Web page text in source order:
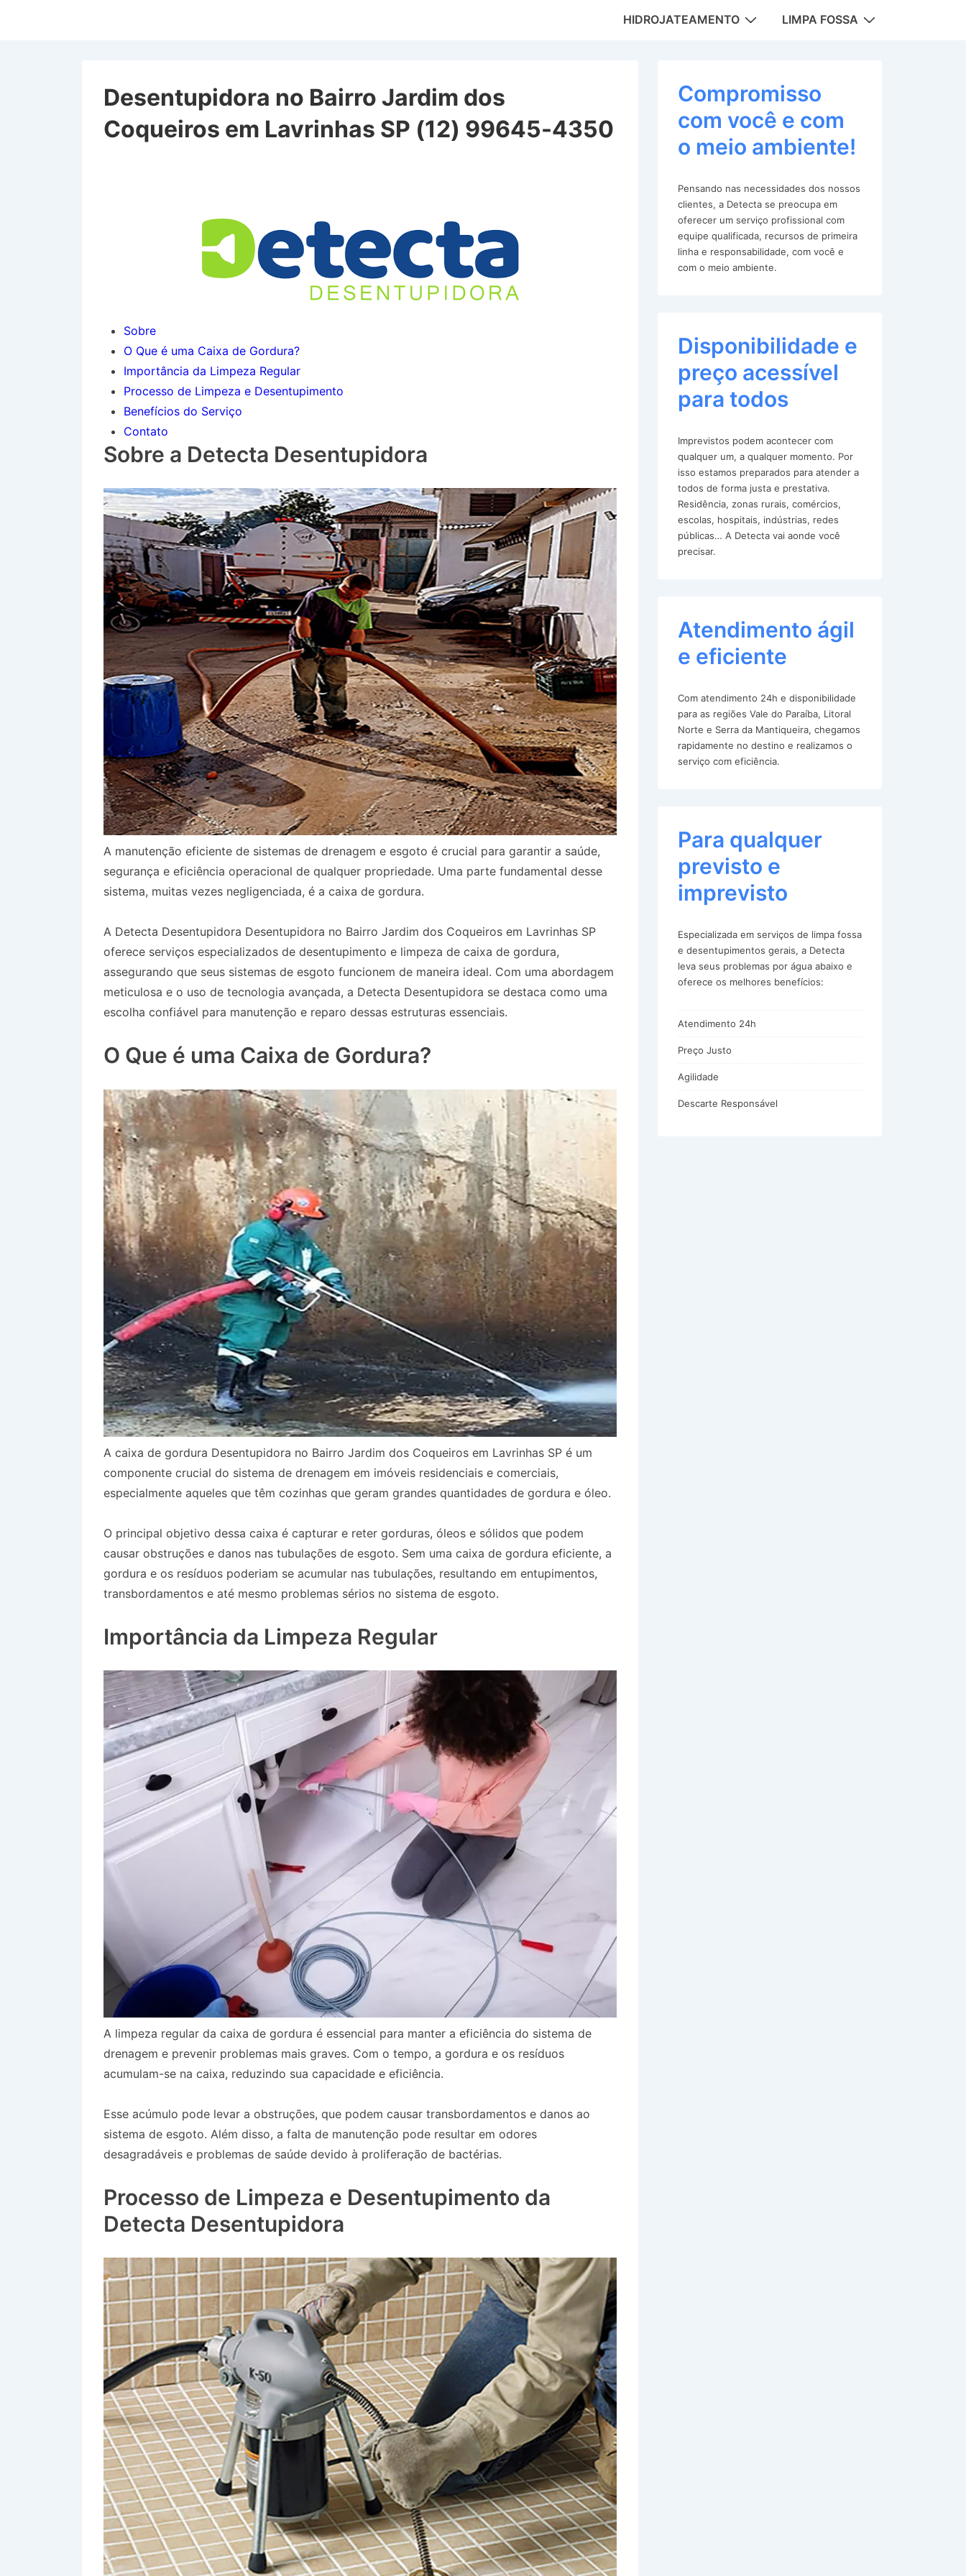
MainHIDROJATEAMENTO LIMPA FOSSA
Desentupidora no Bairro Jardim dos
Coqueiros em Lavrinhas SP (12) 99645-4350
Sobre
O Que é uma Caixa de Gordura?
Importância da Limpeza Regular
Processo de Limpeza e Desentupimento
Benefícios do Serviço
Contato
Sobre a Detecta Desentupidora
A manutenção eficiente de sistemas de drenagem e esgoto é crucial para garantir a saúde,
segurança e eficiência operacional de qualquer propriedade. Uma parte fundamental desse
sistema, muitas vezes negligenciada, é a caixa de gordura.
A Detecta Desentupidora Desentupidora no Bairro Jardim dos Coqueiros em Lavrinhas SP
oferece serviços especializados de desentupimento e limpeza de caixa de gordura,
assegurando que seus sistemas de esgoto funcionem de maneira ideal. Com uma abordagem
meticulosa e o uso de tecnologia avançada, a Detecta Desentupidora se destaca como uma
escolha confiável para manutenção e reparo dessas estruturas essenciais.
O Que é uma Caixa de Gordura?
A caixa de gordura Desentupidora no Bairro Jardim dos Coqueiros em Lavrinhas SP é um
componente crucial do sistema de drenagem em imóveis residenciais e comerciais,
especialmente aqueles que têm cozinhas que geram grandes quantidades de gordura e óleo.
O principal objetivo dessa caixa é capturar e reter gorduras, óleos e sólidos que podem
causar obstruções e danos nas tubulações de esgoto. Sem uma caixa de gordura eficiente, a
gordura e os resíduos poderiam se acumular nas tubulações, resultando em entupimentos,
transbordamentos e até mesmo problemas sérios no sistema de esgoto.
Importância da Limpeza Regular
A limpeza regular da caixa de gordura é essencial para manter a eficiência do sistema de
drenagem e prevenir problemas mais graves. Com o tempo, a gordura e os resíduos
acumulam-se na caixa, reduzindo sua capacidade e eficiência.
Esse acúmulo pode levar a obstruções, que podem causar transbordamentos e danos ao
sistema de esgoto. Além disso, a falta de manutenção pode resultar em odores
desagradáveis e problemas de saúde devido à proliferação de bactérias.
Processo de Limpeza e Desentupimento da
Detecta Desentupidora
Compromisso
com você e com
o meio ambiente!
Pensando nas necessidades dos nossos
clientes, a Detecta se preocupa em
oferecer um serviço profissional com
equipe qualificada, recursos de primeira
linha e responsabilidade, com você e
com o meio ambiente.
Disponibilidade e
preço acessível
para todos
Imprevistos podem acontecer com
qualquer um, a qualquer momento. Por
isso estamos preparados para atender a
todos de forma justa e prestativa.
Residência, zonas rurais, comércios,
escolas, hospitais, indústrias, redes
públicas… A Detecta vai aonde você
precisar.
Atendimento ágil
e eficiente
Com atendimento 24h e disponibilidade
para as regiões Vale do Paraíba, Litoral
Norte e Serra da Mantiqueira, chegamos
rapidamente no destino e realizamos o
serviço com eficiência.
Para qualquer
previsto e
imprevisto
Especializada em serviços de limpa fossa
e desentupimentos gerais, a Detecta
leva seus problemas por água abaixo e
oferece os melhores benefícios:
Atendimento 24h
Preço Justo
Agilidade
Descarte Responsável